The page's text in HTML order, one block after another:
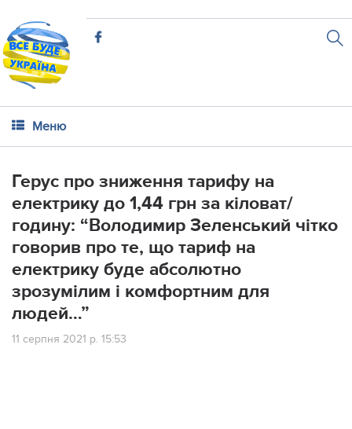
Меню
Герус про зниження тарифу на
електрику до 1,44 грн за кіловат/
годину: “Володимир Зеленський чітко
говорив про те, що тариф на
електрику буде абсолютно
зрозумілим і комфортним для
людей…”
11 серпня 2021 р. 15:53